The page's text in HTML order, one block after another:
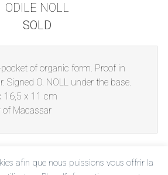
ODILE NOLL
SOLD
of organic form. Proof in
Signed O. NOLL under the base.
16,5 x 11 cm
Macassar
PRÉCÉDENTE
afin que nous puissions vous offrir la